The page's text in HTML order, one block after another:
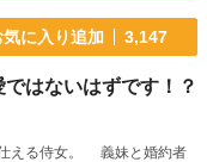
気に入り追加 3,147
はないはずです！？
える侍女。 義妹と婚約者